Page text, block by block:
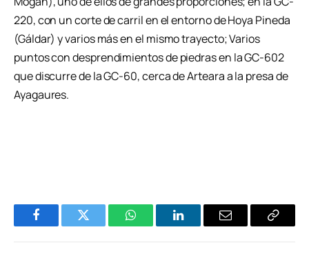
220, con un corte de carril en el entorno de Hoya Pineda
(Gáldar) y varios más en el mismo trayecto; Varios
puntos con desprendimientos de piedras en la GC-602
que discurre de la GC-60, cerca de Arteara a la presa de
Ayagaures.
FacebookTwitter WhatsAppLinkedInEmail
Copiar